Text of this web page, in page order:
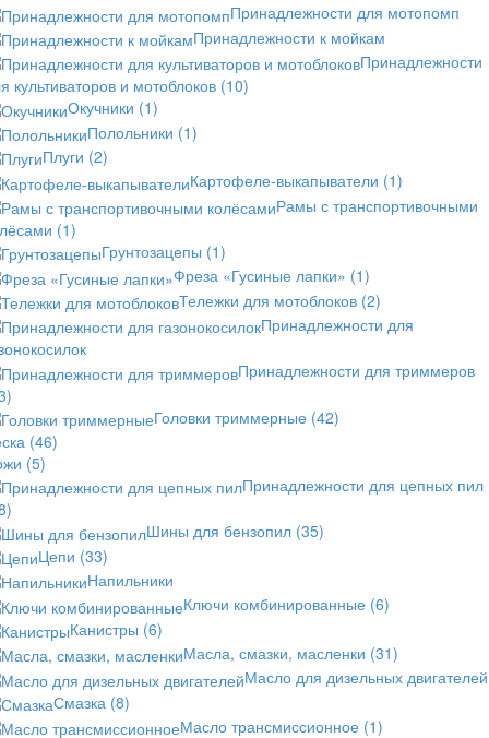
Принадлежности для мотопомп
Принадлежности к мойкам
Принадлежности
культиваторов и мотоблоков (10)
Окучники (1)
Полольники (1)
Плуги (2)
Картофеле-выкапыватели (1)
Рамы с транспортивочными
(1)
Грунтозацепы (1)
Фреза «Гусиные лапки» (1)
Тележки для мотоблоков (2)
Принадлежности для
Принадлежности для триммеров
Головки триммерные (42)
(46)
(5)
Принадлежности для цепных пил
Шины для бензопил (35)
Цепи (33)
Напильники
Ключи комбинированные (6)
Канистры (6)
Масла, смазки, масленки (31)
Масло для дизельных двигателей
Смазка (8)
Масло трансмиссионное (1)